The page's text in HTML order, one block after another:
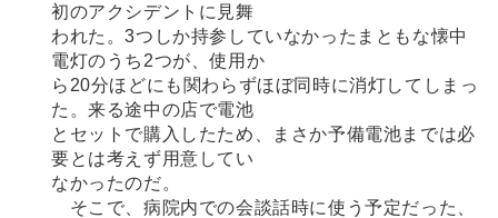
初のアクシデントに見舞
われた。3つしか持参していなかったまともな懐中
電灯のうち2つが、使用か
ら20分ほどにも関わらずほぼ同時に消灯してしまっ
た。来る途中の店で電池
とセットで購入したため、まさか予備電池までは必
要とは考えず用意してい
なかったのだ。
そこで、病院内での会談話時に使う予定だった、